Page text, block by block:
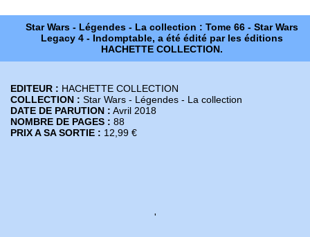
Star Wars - Légendes - La collection : Tome 66 - Star Wars
Legacy 4 - Indomptable, a été édité par les éditions
HACHETTE COLLECTION.
EDITEUR : HACHETTE COLLECTION
COLLECTION : Star Wars - Légendes - La collection
DATE DE PARUTION : Avril 2018
NOMBRE DE PAGES : 88
PRIX A SA SORTIE : 12,99 €
'